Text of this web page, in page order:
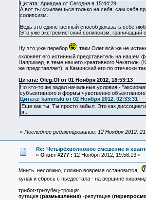
Цитата: Ариадна от Сегодня в 15:44:29
А вот ты ссылаешься только на себя, сам себя
солипсизм.
Ведь это единственный способ доказать себе
Это уже экстремистский солипсизм, граничащий
Ну это уже перебор
, таки Олег всё же не
склоняет его истинный представитель на
Например, в теме нашего креативного Чекатилы
же представляет), а Каминский его по отечески
Цитата: Oleg.Ol от 01 Ноября 2012, 18:53:13
Но кто-то же задал начальные условия -
субъективного и формы чувственно
Цитата: kaminski от 02 Ноября 2012, 02:33:31
Еще как ты. Ты просто забыл. Это как
я...
« Последнее редактирование: 12 Ноября 2012,
Re: Четырёхволновое смешение и
« Ответ #277 : 12 Ноября 2012, 19:58:13 »
Мнить несложно, сложно вовремя остановится.
кулак и сбрось с пьедестала - на вершине
трибог-тризубец-троица:
путация (размышления) -репутация (